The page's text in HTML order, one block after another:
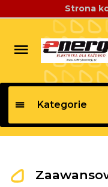
Strona
Kategorie